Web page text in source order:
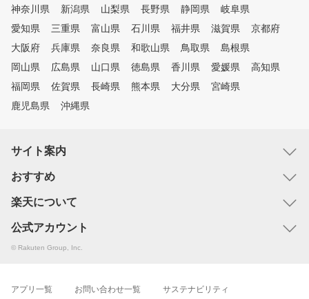
神奈川県
新潟県 山梨県 長野県 静岡県
岐阜県
愛知県
三重県 富山県 石川県 福井県 滋賀県
京都府
大阪府
兵庫県 奈良県 和歌山県 鳥取県
島根県
岡山県
広島県 山口県 徳島県 香川県 愛媛県
高知県
福岡県
佐賀県 長崎県 熊本県 大分県
宮崎県
鹿児島県
沖縄県
サイト案内
おすすめ
楽天について
公式アカウント
© Rakuten Group, Inc.
アプリ一覧 お問い合わせ一覧 サステナビリティ